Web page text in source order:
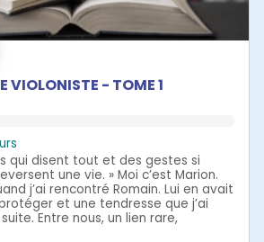
VIOLONISTE - TOME 1
qui disent tout et des gestes si
une vie. » Moi c’est Marion.
j’ai rencontré Romain. Lui en avait
et une tendresse que j’ai
Entre nous, un lien rare,